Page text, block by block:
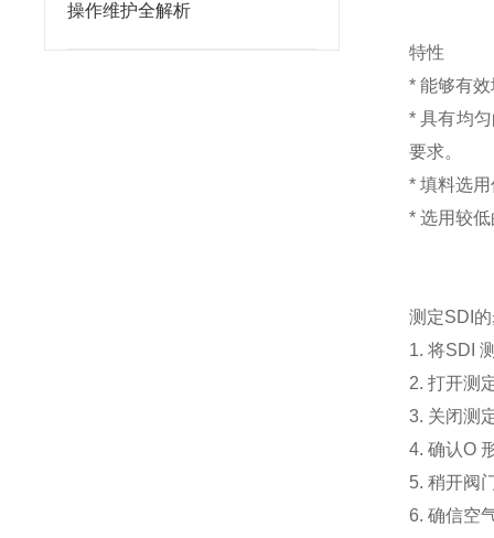
操作维护全解析
特性
* 能够有
* 具有均
要求。
* 填料选
* 选用较
测定SDI
1. 将SDI
2. 打开测
3. 关闭测
4. 确认O
5. 稍开阀
6. 确信空